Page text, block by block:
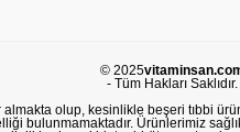
© 2025
- Tüm Hakları Saklıdır.
olup, kesinlikle beşeri tıbbi
bulunmamaktadır. Ürünlerimiz